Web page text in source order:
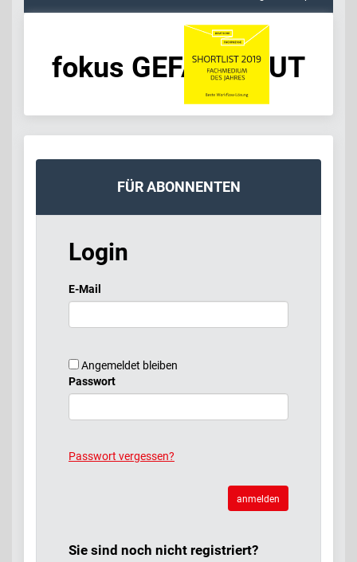
fokus GEFAHR/GUT
FÜR ABONNENTEN
Login
E-Mail
Angemeldet bleiben
Passwort
Passwort vergessen?
anmelden
Sie sind noch nicht registriert?